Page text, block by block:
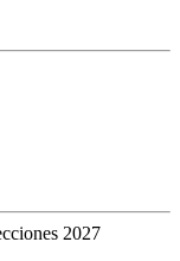
2027